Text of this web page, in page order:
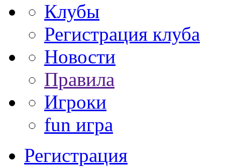
Клубы
Регистрация клуба
Новости
Правила
Игроки
fun игра
Регистрация